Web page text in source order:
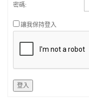
密碼:
讓我保持登入
登入